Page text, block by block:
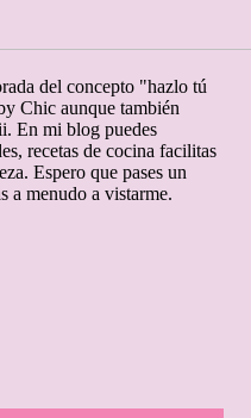
del concepto "hazlo tú
Chic aunque también
En mi blog puedes
recetas de cocina facilitas
Espero que pases un
a menudo a vistarme.